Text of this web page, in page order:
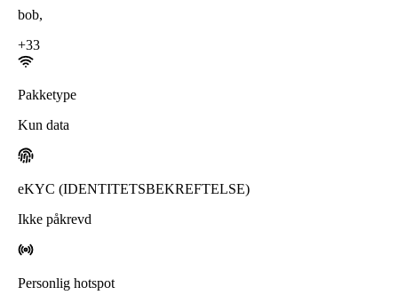
bob,
+33
Pakketype
Kun data
eKYC (IDENTITETSBEKREFTELSE)
Ikke påkrevd
Personlig hotspot